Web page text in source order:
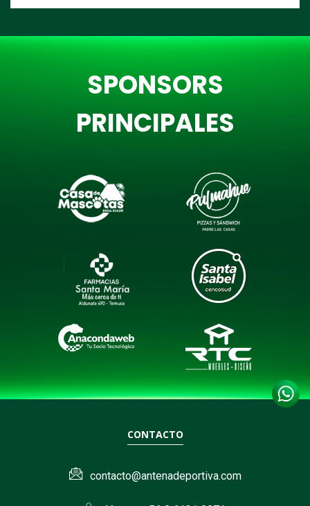
SPONSORS
PRINCIPALES
CONTACTO
contacto@antenadeportiva.com